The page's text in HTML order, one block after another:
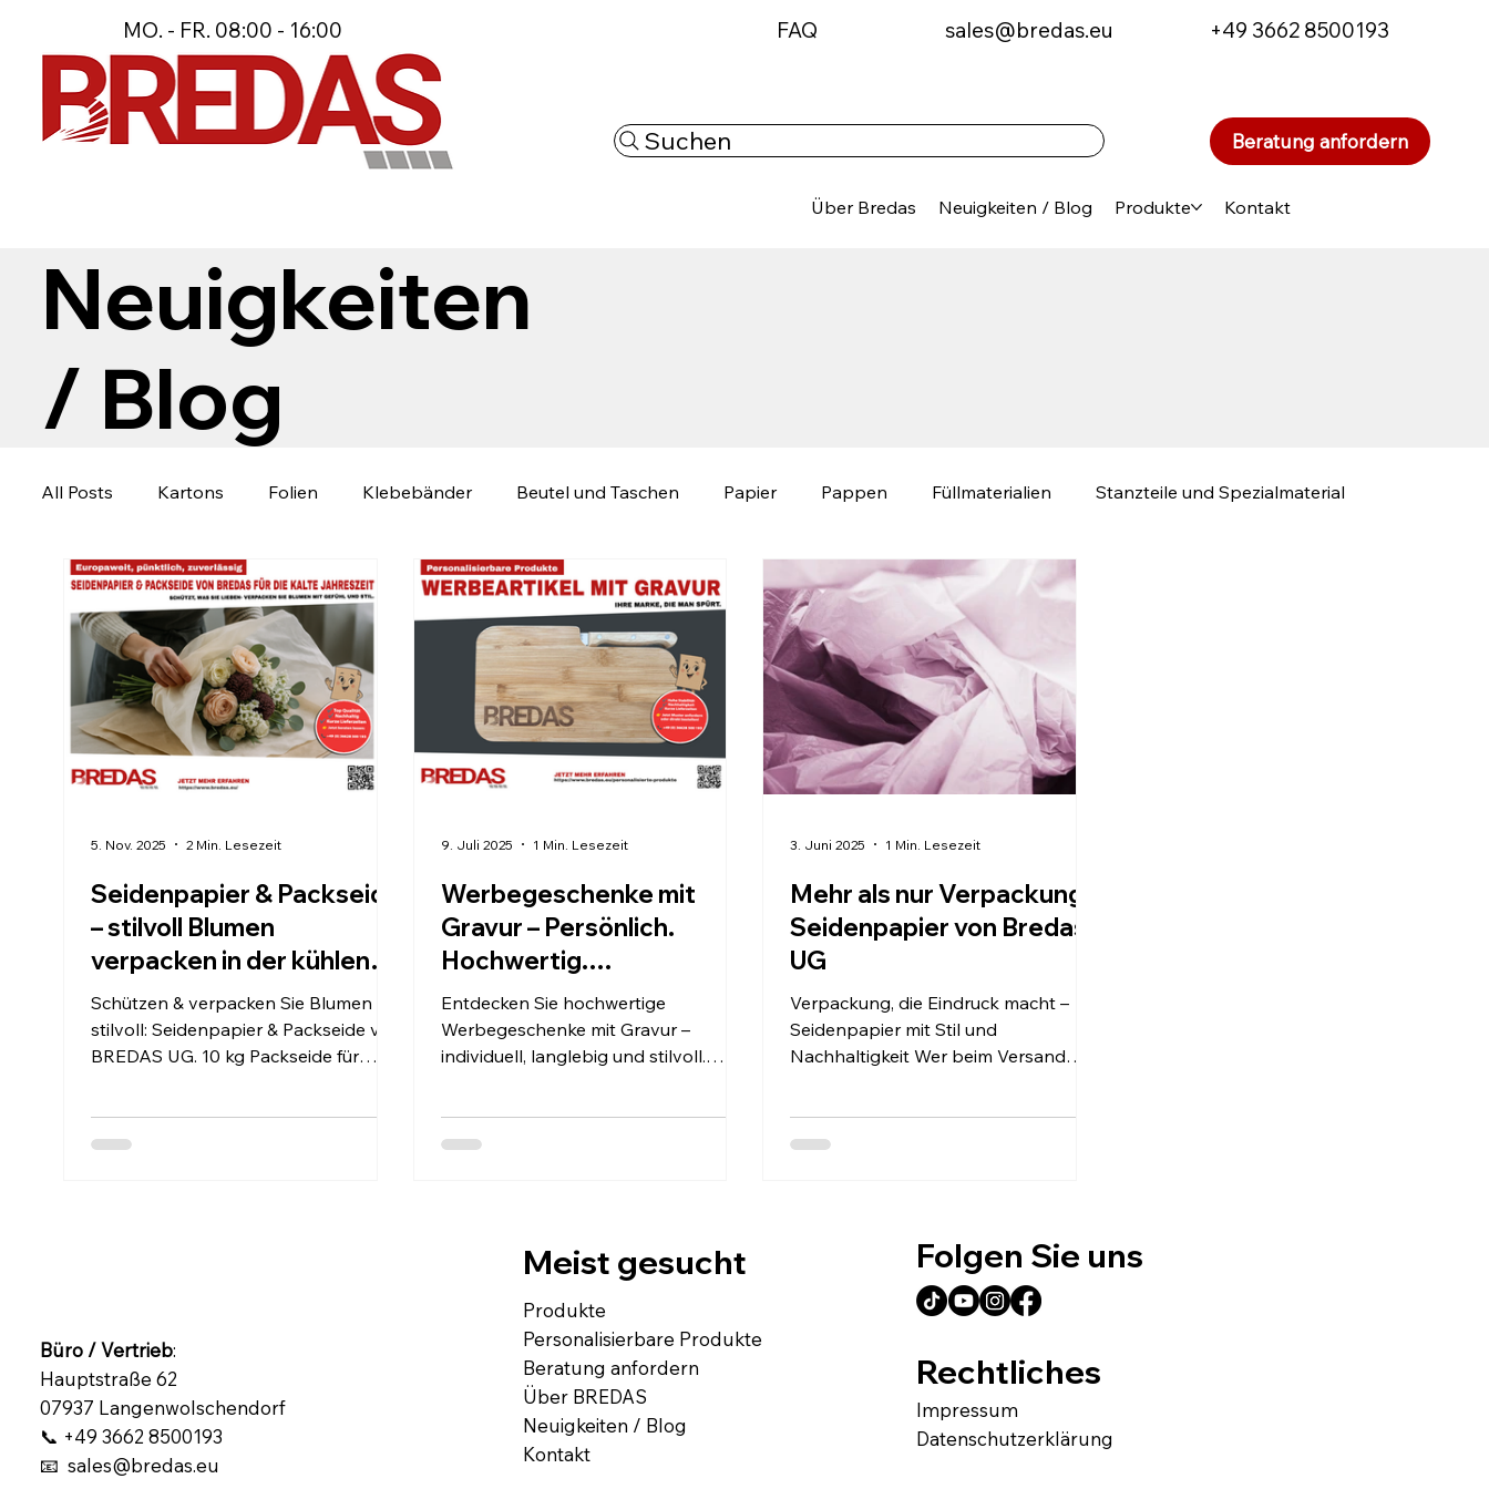
MO. - FR. 08:00 - 16:00
Über Bredas Neuigkeiten / Blog Produkte Kontakt
FAQ
Suchen
sales@bredas.eu +49 3662 8500193
Beratung anfordern
Neuigkeiten
/ Blog
All Posts Kartons Folien Klebebänder Beutel und Taschen Papier Pappen Füllmaterialien Stanzteile und Spezialmaterial
Ladungssicherung Personalisierbare Produkte Neuigkeiten Aktionen und Sparangebote Maßgeschneiderte Verpackungslösunge
Verpackung regional entdecken Verpackungslösungen in der Schweiz
Seidenpapier & Packseide
– stilvoll Blumen
verpacken in der kühlen
Jahreszeit
Schützen & verpacken Sie Blumen
stilvoll: Seidenpapier & Packseide von
BREDAS UG. 10 kg Packseide für
5. Nov. 2025 2 Min. Lesezeit
Werbegeschenke mit
Gravur – Persönlich.
Hochwertig.
Unvergesslich.
Entdecken Sie hochwertige
Werbegeschenke mit Gravur –
individuell, langlebig und stilvoll.
9. Juli 2025 1 Min. Lesezeit
Mehr als nur Verpackung –
Seidenpapier von Bredas
UG
Verpackung, die Eindruck macht –
Seidenpapier mit Stil und
Nachhaltigkeit Wer beim Versand
3. Juni 2025 1 Min. Lesezeit
Meist gesucht
Produkte
Personalisierbare Produkte
Beratung anfordern
Über BREDAS
Neuigkeiten / Blog
Kontakt
Folgen Sie uns
Büro / Vertrieb:
Hauptstraße 62
07937 Langenwolschendorf
📞 +49 3662 8500193
📧 sales@bredas.eu
Rechtliches
Impressum
Datenschutzerklärung